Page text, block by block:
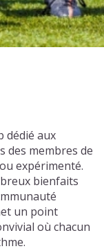
dédié aux
des membres de
expérimenté.
bienfaits
un point
où chacun